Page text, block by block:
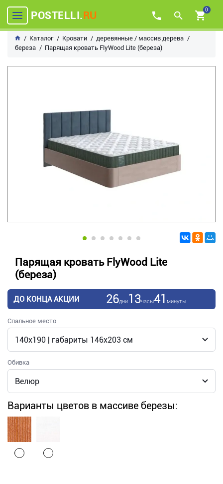
POSTELLI.RU 0
Каталог Кровати
деревянные / массив дерева
береза
Парящая кровать FlyWood Lite (береза)
Парящая кровать FlyWood Lite
(береза)
ДО КОНЦА АКЦИИ 26дни13часы41 минуты
Спальное место
Обивка
Варианты цветов в массиве березы: